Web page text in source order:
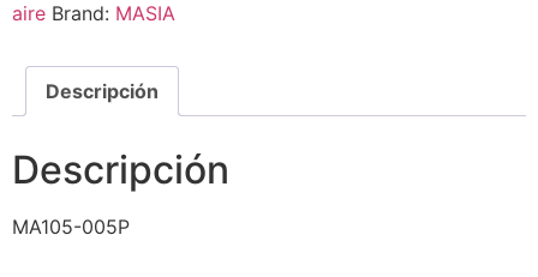
aire Brand: MASIA
Descripción
Descripción
MA105-005P